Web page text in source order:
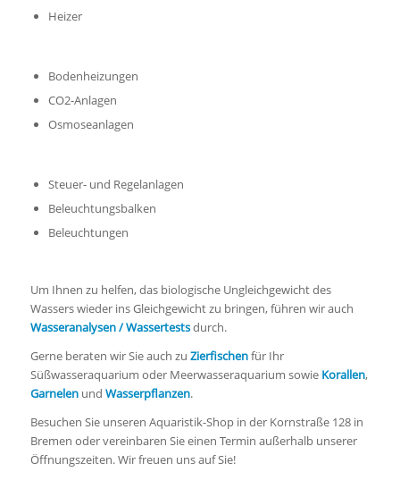
Heizer
Bodenheizungen
CO2-Anlagen
Osmoseanlagen
Steuer- und Regelanlagen
Beleuchtungsbalken
Beleuchtungen
Um Ihnen zu helfen, das biologische Ungleichgewicht des
Wassers wieder ins Gleichgewicht zu bringen, führen wir auch
Wasseranalysen / Wassertestsdurch.
Gerne beraten wir Sie auch zu Zierfischenfür Ihr
Süßwasseraquarium oder Meerwasseraquarium sowie Korallen,
Garnelenund Wasserpflanzen.
Besuchen Sie unseren Aquaristik-Shop in der Kornstraße 128 in
Bremen oder vereinbaren Sie einen Termin außerhalb unserer
Öffnungszeiten. Wir freuen uns auf Sie!